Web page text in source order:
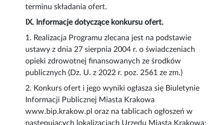
terminu składania ofert.
IX. Informacje dotyczące konkursu ofert.
1. Realizacja Programu zlecana jest na podstawie
ustawy z dnia 27 sierpnia 2004 r. o świadczeniach
opieki zdrowotnej finansowanych ze środków
publicznych (Dz. U. z 2022 r. poz. 2561 ze zm.)
2. Konkurs ofert i jego wyniki ogłasza się Biuletynie
Informacji Publicznej Miasta Krakowa
www.bip.krakow.pl oraz na tablicach ogłoszeń w
następujących lokalizacjach Urzędu Miasta Krakowa: